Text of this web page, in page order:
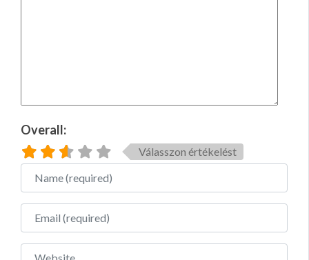
Overall:
Válasszon értékelést
Name
Email
Website